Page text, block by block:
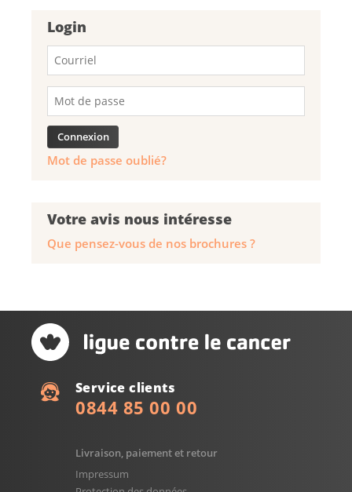
Login
Mot de passe oublié?
Votre avis nous intéresse
Que pensez-vous de nos brochures ?
Service clients
0844 85 00 00
Livraison, paiement et retour
Impressum